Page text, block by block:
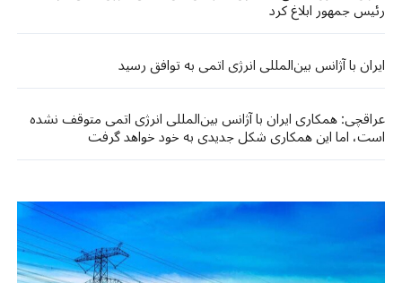
رئیس جمهور ابلاغ کرد
ایران با آژانس بین‌المللی انرژی اتمی به توافق رسید
عراقچی: همکاری ایران با آژانس بین‌المللی انرژی اتمی متوقف نشده
است، اما این همکاری شکل جدیدی به خود خواهد گرفت